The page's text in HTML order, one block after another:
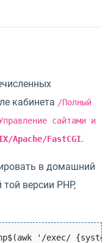
кабинета /Полный
сайтами и
Apache/FastCGI.
в домашний
версии PHP,
'/exec/